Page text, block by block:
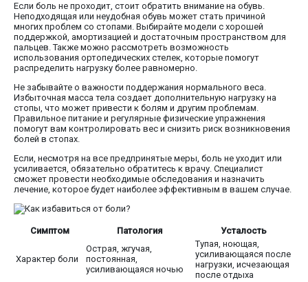
Если боль не проходит, стоит обратить внимание на обувь.
Неподходящая или неудобная обувь может стать причиной
многих проблем со стопами. Выбирайте модели с хорошей
поддержкой, амортизацией и достаточным пространством для
пальцев. Также можно рассмотреть возможность
использования ортопедических стелек, которые помогут
распределить нагрузку более равномерно.
Не забывайте о важности поддержания нормального веса.
Избыточная масса тела создает дополнительную нагрузку на
стопы, что может привести к болям и другим проблемам.
Правильное питание и регулярные физические упражнения
помогут вам контролировать вес и снизить риск возникновения
болей в стопах.
Если, несмотря на все предпринятые меры, боль не уходит или
усиливается, обязательно обратитесь к врачу. Специалист
сможет провести необходимые обследования и назначить
лечение, которое будет наиболее эффективным в вашем случае.
Симптом Патология Усталость
Характер боли
Острая, жгучая,
постоянная,
усиливающаяся ночью
Тупая, ноющая,
усиливающаяся после
нагрузки, исчезающая
после отдыха